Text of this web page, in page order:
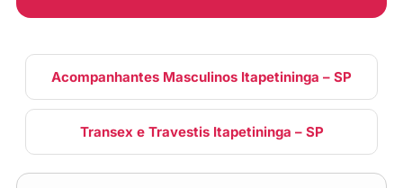
Acompanhantes Masculinos Itapetininga – SP
Transex e Travestis Itapetininga – SP